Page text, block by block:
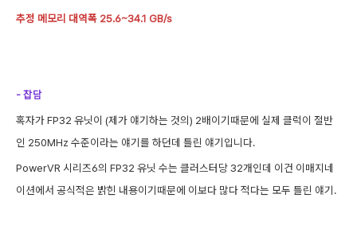
추정 메모리 대역폭 25.6~34.1 GB/s
- 잡담
혹자가 FP32 유닛이 (제가 얘기하는 것의) 2배이기때문에 실제 클럭이 절반
인 250MHz 수준이라는 얘기를 하던데 틀린 얘기입니다.
PowerVR 시리즈6의 FP32 유닛 수는 클러스터당 32개인데 이건 이매지네
이션에서 공식적은 밝힌 내용이기때문에 이보다 많다 적다는 모두 틀린 얘기.